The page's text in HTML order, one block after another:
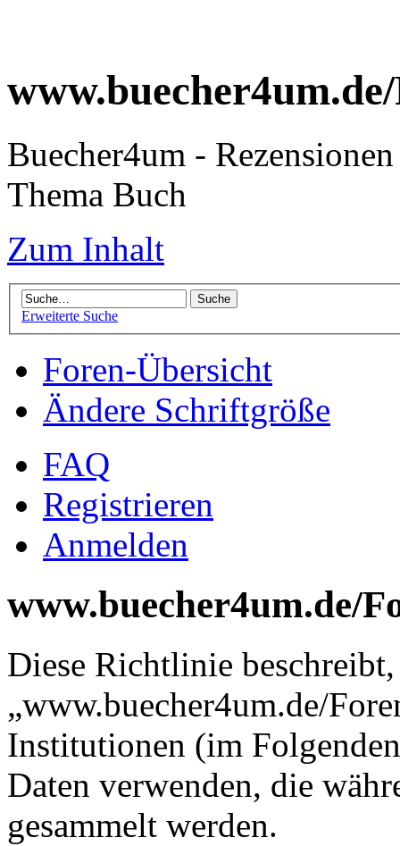
Buecher4um -
Thema Buch
Zum Inhalt
Erweiterte Suche
Foren-Übersicht
Ändere Schriftgröße
FAQ
Registrieren
Anmelden
www.buecher4um.de/
Diese Richtlinie
„www.buecher4um.de/
Institutionen (im
Daten verwenden, die
gesammelt werden.